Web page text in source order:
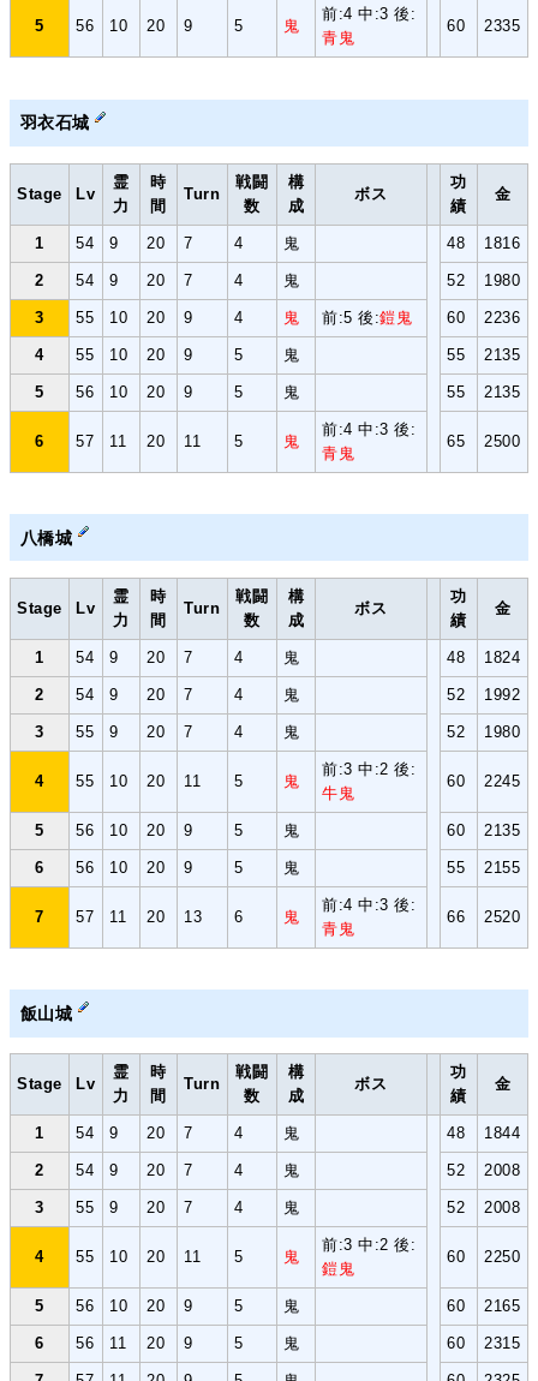
5 56 10 20 9 5 鬼
前:4 中:3 後:
青鬼
60 2335
羽衣石城
Stage Lv
霊
力
時
間
Turn
戦闘
数
構
成
ボス
功
績
金
1 54 9 20 7 4 鬼 48 1816
2 54 9 20 7 4 鬼 52 1980
3 55 10 20 9 4 鬼 前:5 後:鎧鬼 60 2236
4 55 10 20 9 5 鬼 55 2135
5 56 10 20 9 5 鬼 55 2135
6 57 11 20 11 5 鬼
前:4 中:3 後:
青鬼
65 2500
八橋城
Stage Lv
霊
力
時
間
Turn
戦闘
数
構
成
ボス
功
績
金
1 54 9 20 7 4 鬼 48 1824
2 54 9 20 7 4 鬼 52 1992
3 55 9 20 7 4 鬼 52 1980
4 55 10 20 11 5 鬼
前:3 中:2 後:
牛鬼
60 2245
5 56 10 20 9 5 鬼 60 2135
6 56 10 20 9 5 鬼 55 2155
7 57 11 20 13 6 鬼
前:4 中:3 後:
青鬼
66 2520
飯山城
Stage Lv
霊
力
時
間
Turn
戦闘
数
構
成
ボス
功
績
金
1 54 9 20 7 4 鬼 48 1844
2 54 9 20 7 4 鬼 52 2008
3 55 9 20 7 4 鬼 52 2008
4 55 10 20 11 5 鬼
前:3 中:2 後:
鎧鬼
60 2250
5 56 10 20 9 5 鬼 60 2165
6 56 11 20 9 5 鬼 60 2315